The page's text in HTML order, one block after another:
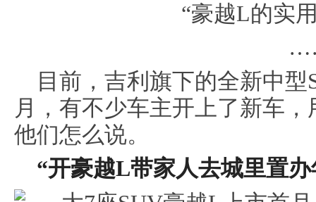
“豪越L的实
目前，吉利旗下的全新中
月，有不少车主开上了新车
他们怎么说。
“开豪越L带家人去城里置办